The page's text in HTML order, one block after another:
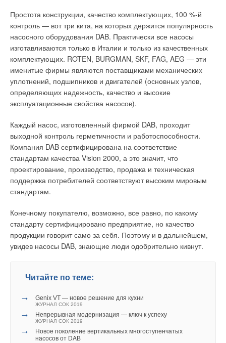
Простота конструкции, качество комплектующих, 100 %-й
контроль — вот три кита, на которых держится популярность
насосного оборудования DAB. Практически все насосы
изготавливаются только в Италии и только из качественных
комплектующих. ROTEN, BURGMAN, SKF, FAG, AEG — эти
именитые фирмы являются поставщиками механических
уплотнений, подшипников и двигателей (основных узлов,
определяющих надежность, качество и высокие
эксплуатационные свойства насосов).
Каждый насос, изготовленный фирмой DAB, проходит
выходной контроль герметичности и работоспособности.
Компания DAB сертифицирована на соответствие
стандартам качества Vision 2000, а это значит, что
проектирование, производство, продажа и техническая
поддержка потребителей соответствуют высоким мировым
стандартам.
Конечному покупателю, возможно, все равно, по какому
стандарту сертифицировано предприятие, но качество
продукции говорит само за себя. Поэтому и в дальнейшем,
увидев насосы DAB, знающие люди одобрительно кивнут.
Читайте по теме:
→ Genix VT — новое решение для кухни
ЖУРНАЛ СОК 2019
→ Непрерывная модернизация — ключ к успеху
ЖУРНАЛ СОК 2019
→
Новое поколение вертикальных многоступенчатых
насосов от DAB
Наряду с мобильными теплогенераторами фирмаKROLL
производит несколько видов стационарных
теплогенераторов. В отличие от мобильных, стационарные
теплогенераторы позволяют отапливать воздухом
значительно большие по размеру объекты, такие как
офисные или жилые помещения, торговые, культурно-
развлекательные или спортивные сооружения.
Стационарные теплогенераторы могут производить теплый
воздух не только для обогрева помещений, но и для
обеспечения теплом технологических процессов, например,
сушки материалов, продуктов питания, окрашенных
поверхностей и т.п. Максимальная температура горячего
воздуха, вырабатываемого теплогенераторами KROLL, —
120°С, максимальное статическое давление — 1600 Па.
Теплогенераторы серии SKE предназначены для работы с
любым типом горелок и могут обогревать помещения
объемом от 1000 до 15 000 м3. Теплогенераторы
оборудованы вентиляторами высокого напора и
осуществляют раздачу в четырех направлениях подогретого
Если требуется обогрев нескольких помещений или обогрев
необходимость подавать подогретый воздух в определенные
зоны, лучшее решение — теплогенераторы серии S.
Мощностный диапазон этой серии — от 20 до 650 кВт.
Высокая энергоэффективность (КПД) теплогенераторов
→
Проектирование промышленных систем
ЖУРНАЛ СОК ОКТЯБРЬ 2012
→ Вентиляторы Systemair: обзор линейки
ЖУРНАЛ СОК ДЕКАБРЬ 2011
Крышные вентиляторы. Критерии выбора
ЖУРНАЛ СОК ИЮЛЬ 2007
→
SHK MOSCOW 2007. Новая концепция выставки
оправдала ожидания участников (продолжение)
ЖУРНАЛ СОК ИЮНЬ 2007
→ Теплый прием с завесами Portier от SYSTEMAIR
ЖУРНАЛ СОК ОКТЯБРЬ 2006
Уведомления отключены
Комментарии
В этой теме еще нет комментариев
Добавить комментарий
Ваш E-mail *
Текст комментария